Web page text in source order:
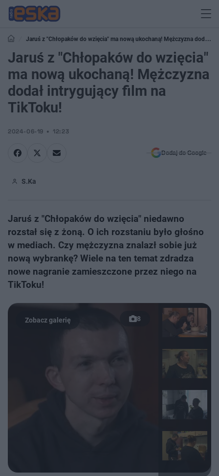
Jaruś z "Chłopaków do wzięcia" ma nową ukochaną! Mężczyzna dodał
intrygujący film na TikToku!
Jaruś z "Chłopaków do wzięcia"
ma nową ukochaną! Mężczyzna
dodał intrygujący film na
TikToku!
2024-06-19 12:23
Dodaj do Google
S.Ka
Jaruś z "Chłopaków do wzięcia" niedawno
rozstał się z żoną. O ich rozstaniu było głośno
w mediach. Czy mężczyzna znalazł sobie już
nową wybrankę? Wiele na ten temat zdradza
nowe nagranie zamieszczone przez niego na
TikToku!
8